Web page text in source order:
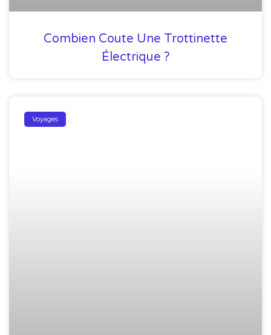
Combien Coute Une Trottinette
Électrique ?
Voyages